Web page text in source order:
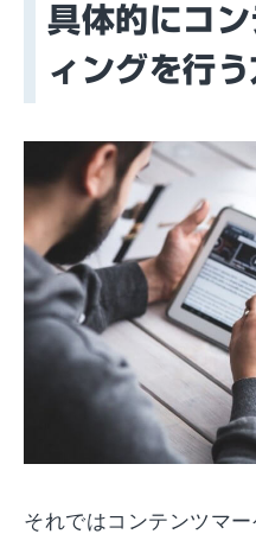
具体的にコ
ィングを行
それではコンテンツマ